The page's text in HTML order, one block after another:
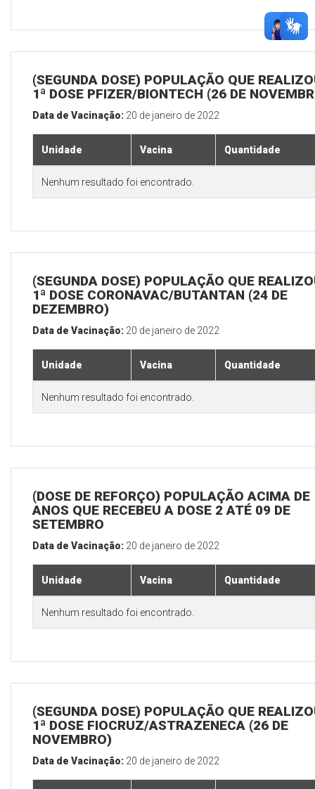
(SEGUNDA DOSE) POPULAÇÃO QUE
1ª DOSE PFIZER/BIONTECH (26 DE
Data de Vacinação: 20 de janeiro de 2022
Unidade Vacina Quantidade
Nenhum resultado foi encontrado.
(SEGUNDA DOSE) POPULAÇÃO QUE
1ª DOSE CORONAVAC/BUTANTAN (24 DE
DEZEMBRO)
Data de Vacinação: 20 de janeiro de 2022
Unidade Vacina Quantidade
Nenhum resultado foi encontrado.
(DOSE DE REFORÇO) POPULAÇÃO ACIMA DE
ANOS QUE RECEBEU A DOSE 2 ATÉ 09 DE
SETEMBRO
Data de Vacinação: 20 de janeiro de 2022
Unidade Vacina Quantidade
Nenhum resultado foi encontrado.
(SEGUNDA DOSE) POPULAÇÃO QUE
1ª DOSE FIOCRUZ/ASTRAZENECA (26 DE
NOVEMBRO)
Data de Vacinação: 20 de janeiro de 2022